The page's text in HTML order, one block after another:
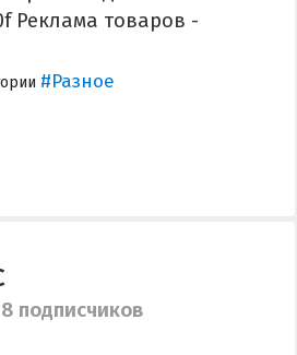
Реклама товаров -
#Разное
подписчиков